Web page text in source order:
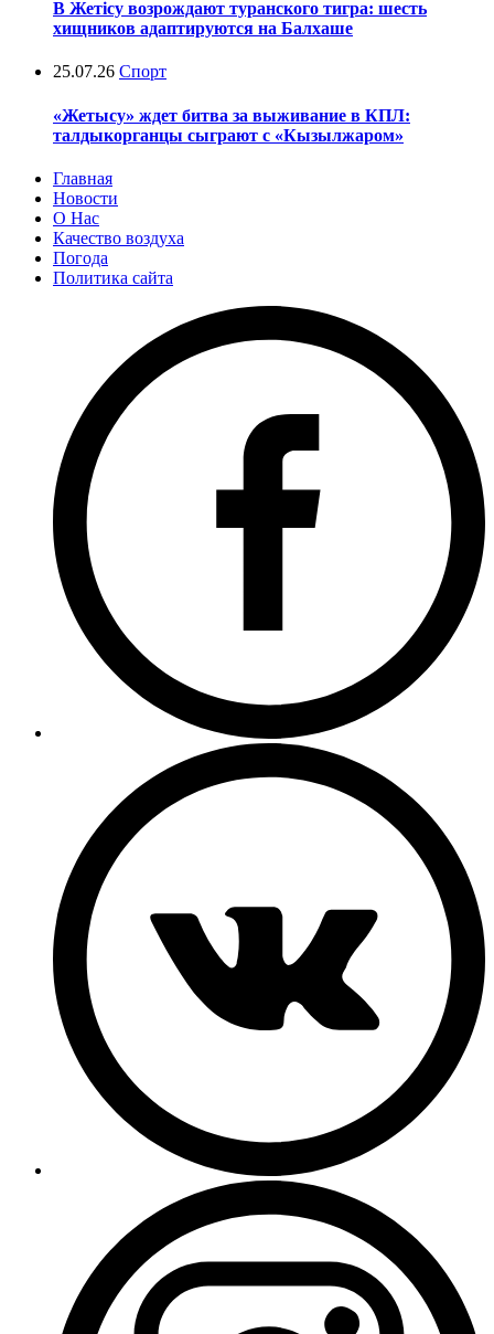
В Жетісу возрождают туранского тигра: шесть
хищников адаптируются на Балхаше
25.07.26 Спорт
«Жетысу» ждет битва за выживание в КПЛ:
талдыкорганцы сыграют с «Кызылжаром»
Главная
Новости
О Нас
Качество воздуха
Погода
Политика сайта